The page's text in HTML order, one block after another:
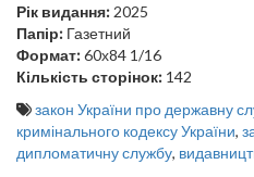
Рік видання: 2025
Папір: Газетний
Формат:60х84 1/16
Кількість сторінок: 142
закон України про державну
кримінального кодексу України,
дипломатичну службу,